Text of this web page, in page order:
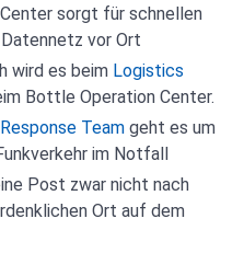
sorgt für schnellen
vor Ort
wird es beim Logistics
Bottle Operation Center.
Team geht es um
im Notfall
Post zwar nicht nach
Ort auf dem